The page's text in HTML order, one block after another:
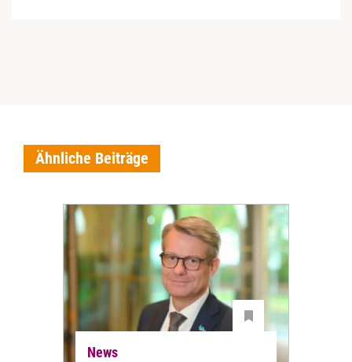
Ähnliche Beiträge
News